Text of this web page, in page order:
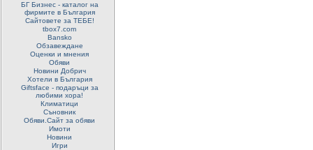
БГ Бизнес - каталог на
фирмите в България
Сайтовете за ТЕБЕ!
tbox7.com
Bansko
Обзавеждане
Оценки и мнения
Обяви
Новини Добрич
Хотели в България
Giftsface - подаръци за
любими хора!
Климатици
Съновник
Обяви.Сайт за обяви
Имоти
Новини
Игри